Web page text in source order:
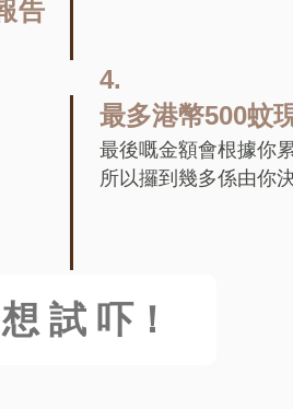
告
4.
最多港幣500蚊
最後嘅金額會根據你
所以攞到幾多係由你
試 吓！
試 吓！